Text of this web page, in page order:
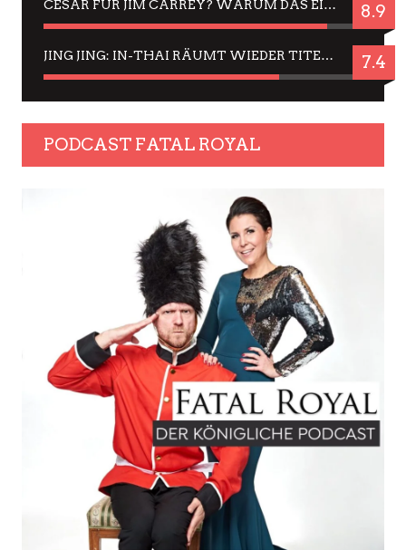
CÉSAR FÜR JIM CARREY? WARUM DAS EINER DER NERVIGSTEN ACTORS IST UND BLEIBT 8.9
JING JING: IN-THAI RÄUMT WIEDER TITEL AB – EIN ZWEI-STUNDEN-ERLEBNISBERICHT 7.4
PODCAST FATAL ROYAL